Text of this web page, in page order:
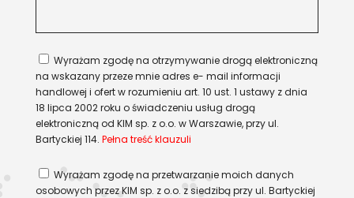
Wyrażam zgodę na otrzymywanie drogą elektroniczną
na wskazany przeze mnie adres e- mail informacji
handlowej i ofert w rozumieniu art. 10 ust. 1 ustawy z dnia
18 lipca 2002 roku o świadczeniu usług drogą
elektroniczną od KIM sp. z o.o. w Warszawie, przy ul.
Bartyckiej 114. Pełna treść klauzuli
Wyrażam zgodę na przetwarzanie moich danych
osobowych przez KIM sp. z o.o. z siedzibą przy ul. Bartyckiej